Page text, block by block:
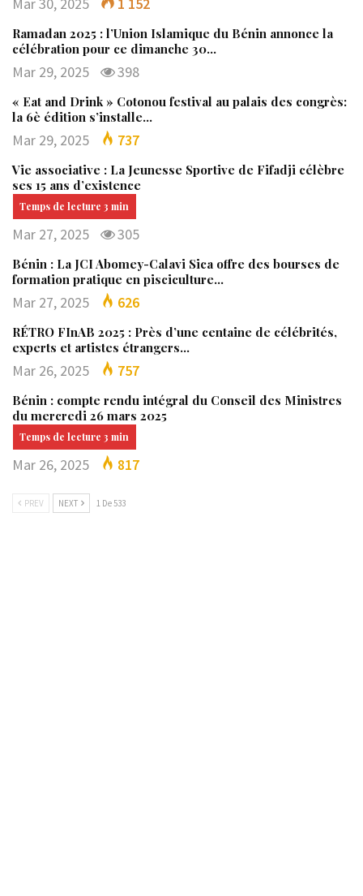
Ramadan 2025 : l’Union Islamique du Bénin annonce la
célébration pour ce dimanche 30…
Mar 29, 2025 398
« Eat and Drink » Cotonou festival au palais des congrès:
la 6è édition s’installe…
Mar 29, 2025 737
Vie associative : La Jeunesse Sportive de Fifadji célèbre
ses 15 ans d’existence
Mar 27, 2025 305
Bénin : La JCI Abomey-Calavi Sica offre des bourses de
formation pratique en pisciculture…
Mar 27, 2025 626
RÉTRO FInAB 2025 : Près d’une centaine de célébrités,
experts et artistes étrangers…
Mar 26, 2025 757
Bénin : compte rendu intégral du Conseil des Ministres
du mercredi 26 mars 2025
Mar 26, 2025 817
PREV NEXT 1 De 533